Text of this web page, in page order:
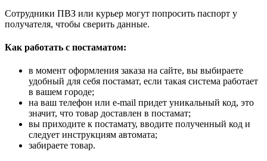
Сотрудники ПВЗ или курьер могут попросить паспорт у
получателя, чтобы сверить данные.
Как работать с постаматом:
в момент оформления заказа на сайте, вы выбираете
удобный для себя постамат, если такая система работает
в вашем городе;
на ваш телефон или e-mail придет уникальный код, это
значит, что товар доставлен в постамат;
вы приходите к постамату, вводите полученный код и
следует инструкциям автомата;
забираете товар.